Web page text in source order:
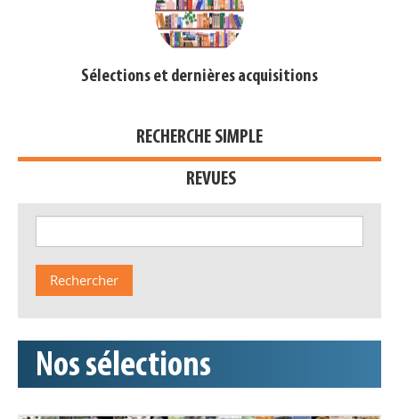
Sélections et dernières acquisitions
RECHERCHE SIMPLE
REVUES
Nos sélections